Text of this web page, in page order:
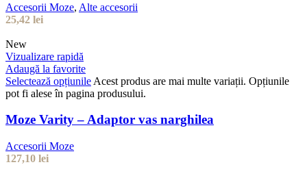
Accesorii Moze, Alte accesorii
25,42 lei
New
Vizualizare rapidă
Adaugă la favorite
Selectează opțiunile Acest produs are mai multe variații. Opțiunile
pot fi alese în pagina produsului.
Moze Varity – Adaptor vas narghilea
Accesorii Moze
127,10 lei